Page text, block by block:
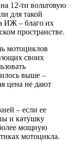
12-ти вольтовую
для такой
ИЖ – благо их
пространстве.
мотоциклов
своих
выше –
цена не дают
– если ее
и катушку
мощную
мотоцикла.